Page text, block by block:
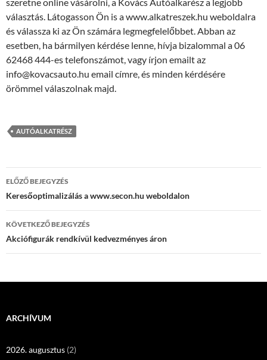
választás. Látogasson Ön is a www.alkatreszek.hu weboldalra
és válassza ki az Ön számára legmegfelelőbbet. Abban az
esetben, ha bármilyen kérdése lenne, hívja bizalommal a 06
62468 444-es telefonszámot, vagy írjon emailt az
info@kovacsauto.hu email címre, és minden kérdésére
örömmel válaszolnak majd.
AUTÓALKATRÉSZ
Bejegyzés
navigáció
ELŐZŐ BEJEGYZÉS
Keresőoptimalizálás a www.secon.hu weboldalon
KÖVETKEZŐ BEJEGYZÉS
Akciófigurák rendkívül kedvezményes áron
ARCHÍVUM
2026. augusztus (2)